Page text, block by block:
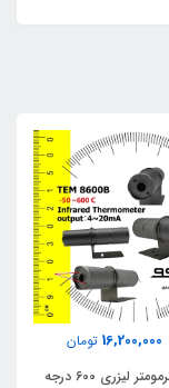
16,200,000 تومان
ترانسمیتر ترمومتر لیزری 600 درجه